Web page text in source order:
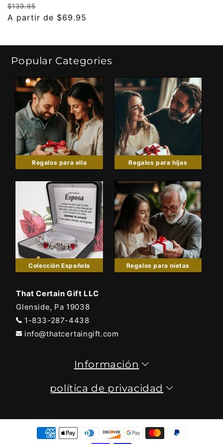
Precio
habitual
$139.95
de
A partir de $69.95
Popular Categories
Regalos para ella Regalos para hijas
Colección Española Regalos para nietas
That Certain Gift LLC
Glenside, Pa 19038
1-833-287-4438
info@thatcertaingift.com
Información
política de privacidad